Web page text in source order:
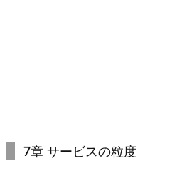
7章 サービスの粒度